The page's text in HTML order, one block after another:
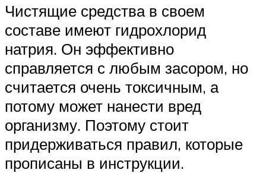
Чистящие средства в своем
составе имеют гидрохлорид
натрия. Он эффективно
справляется с любым засором, но
считается очень токсичным, а
потому может нанести вред
организму. Поэтому стоит
придерживаться правил, которые
прописаны в инструкции.